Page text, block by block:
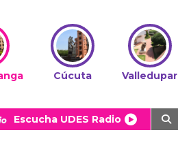
Cúcuta Valledupar
Escucha UDES Radio